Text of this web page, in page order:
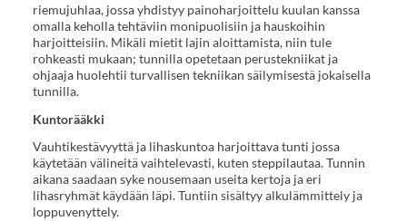
riemujuhlaa, jossa yhdistyy painoharjoittelu kuulan kanssa
omalla keholla tehtäviin monipuolisiin ja hauskoihin
harjoitteisiin. Mikäli mietit lajin aloittamista, niin tule
rohkeasti mukaan; tunnilla opetetaan perustekniikat ja
ohjaaja huolehtii turvallisen tekniikan säilymisestä jokaisella
tunnilla.
Kuntorääkki
Vauhtikestävyyttä ja lihaskuntoa harjoittava tunti jossa
käytetään välineitä vaihtelevasti, kuten steppilautaa. Tunnin
aikana saadaan syke nousemaan useita kertoja ja eri
lihasryhmät käydään läpi. Tuntiin sisältyy alkulämmittely ja
loppuvenyttely.